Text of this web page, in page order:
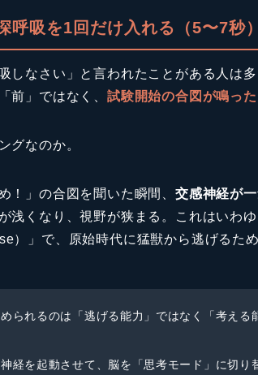
吸を1回だけ入れる（5〜7秒）
しなさい」と言われたことがある人は
前」ではなく、 試験開始の合図が鳴っ
グなのか。
！」の合図を聞いた瞬間、 交感神経が
浅くなり、視野が狭まる。これはいわ
）」で、原始時代に猛獣から逃げるた
られるのは「逃げる能力」ではなく「考える
経を起動させて、脳を「思考モード」に切り